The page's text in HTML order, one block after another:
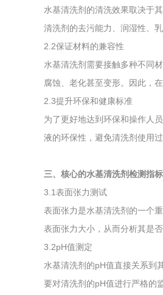
水基清洗剂的清洗效果取决于
清洗剂的去污能力、润湿性、
2.2保证材料的兼容性
水基清洗剂需要接触多种不同
腐蚀、老化甚至变形。因此，
2.3提升环保和健康标准
为了更好地达到环保和操作人
液的环保性，避免清洗剂使用
三、核心的水基清洗剂检测指标
3.1表面张力测试
表面张力是水基清洗剂的一个
表面张力大小，从而分析其是
3.2pH值测定
水基清洗剂的pH值直接关系到
要对清洗剂的pH值进行严格的